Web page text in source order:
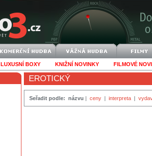
LUXUSNÍ BOXY KNIŽNÍ NOVINKY FILMOVÉ
EROTICKÝ
Seřadit podle: názvu | ceny | interpreta |